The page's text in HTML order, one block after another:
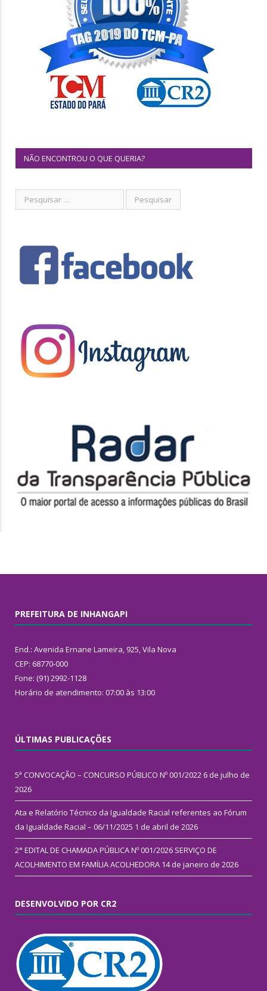
NÃO ENCONTROU O QUE QUERIA?
PREFEITURA DE INHANGAPI
End.: Avenida Ernane Lameira, 925, Vila Nova
CEP: 68770-000
Fone: (91) 2992-1128
Horário de atendimento: 07:00 às 13:00
ÚLTIMAS PUBLICAÇÕES
5ª CONVOCAÇÃO – CONCURSO PÚBLICO Nº 001/2022 6 de julho de
2026
Ata e Relatório Técnico da Igualdade Racial referentes ao Fórum
da Igualdade Racial – 06/11/2025 1 de abril de 2026
2° EDITAL DE CHAMADA PÚBLICA Nº 001/2026 SERVIÇO DE
ACOLHIMENTO EM FAMÍLIA ACOLHEDORA 14 de janeiro de 2026
DESENVOLVIDO POR CR2